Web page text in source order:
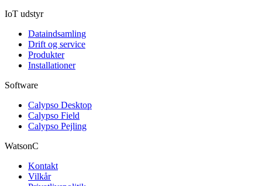
IoT udstyr
Dataindsamling
Drift og service
Produkter
Installationer
Software
Calypso Desktop
Calypso Field
Calypso Pejling
WatsonC
Kontakt
Vilkår